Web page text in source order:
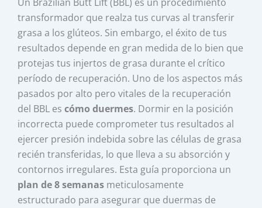
transformador que realza tus curvas al transferir
grasa a los glúteos. Sin embargo, el éxito de tus
resultados depende en gran medida de lo bien que
protejas tus injertos de grasa durante el crítico
período de recuperación. Uno de los aspectos más
pasados por alto pero vitales de la recuperación
del BBL escómo duermes. Dormir en la posición
incorrecta puede comprometer tus resultados al
ejercer presión indebida sobre las células de grasa
recién transferidas, lo que lleva a su absorción y
contornos irregulares. Esta guía proporciona un
plan de 8 semanas meticulosamente
estructurado para asegurar que duermas de